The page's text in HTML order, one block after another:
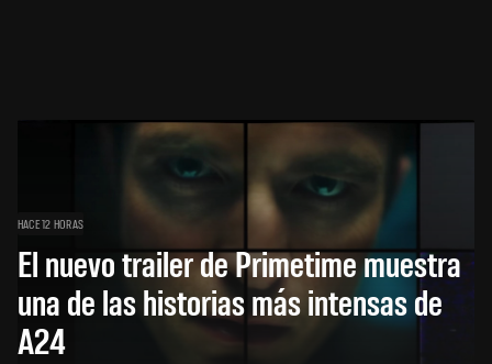
HACE 12 HORAS
El nuevo trailer de Primetime muestra
una de las historias más intensas de
A24